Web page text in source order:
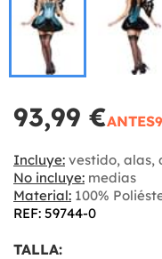
93,99 €ANTES
Incluye: vestido, alas,
No incluye: medias
Material: 100%
REF: 59744-0
TALLA: